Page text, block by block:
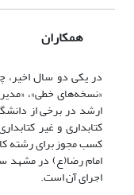
همکاران
در یکی دو سال اخیر،
«نسخه‌های خطی»،
ارشد در برخی از
کتابداری و غیر
کسب مجوز برای رشته
امام رضا(ع) در مشهد
اجرای آن است.